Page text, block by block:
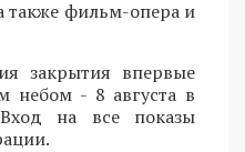
фильм-опера и
закрытия впервые
небом - 8 августа в
на все показы